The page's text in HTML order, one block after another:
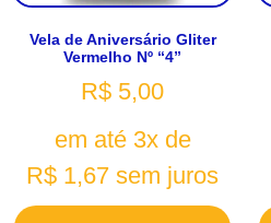
Vela de Aniversário Gliter
Vermelho Nº “4”
R$ 5,00
em até 3x de
R$ 1,67 sem juros